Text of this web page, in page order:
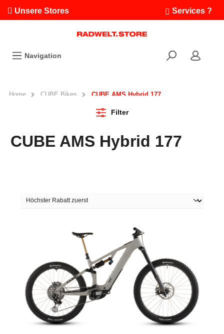
Unsere Stores Services ?
Ausfahrten
Bikefinder
Navigation
Home CUBE Bikes CUBE AMS Hybrid 177
Filter
CUBE AMS Hybrid 177